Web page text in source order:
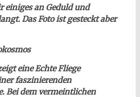
einiges an Geduld und
Das Foto ist gesteckt aber
eine Echte Fliege
faszinierenden
Bei dem vermeintlichen